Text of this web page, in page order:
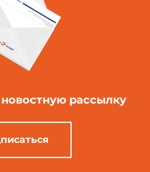
рассылку